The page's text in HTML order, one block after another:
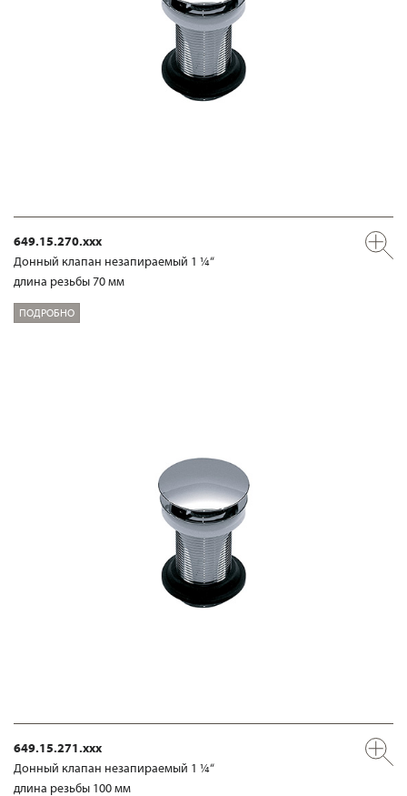
649.15.270.xxx
Донный клапан незапираемый 1 ¼“
длина резьбы 70 мм
ПОДРОБНО
649.15.271.xxx
Донный клапан незапираемый 1 ¼“
длина резьбы 100 мм